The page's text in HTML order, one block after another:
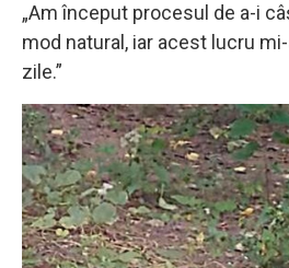
„Am început procesul de a-i
mod natural, iar acest lucru
zile.”